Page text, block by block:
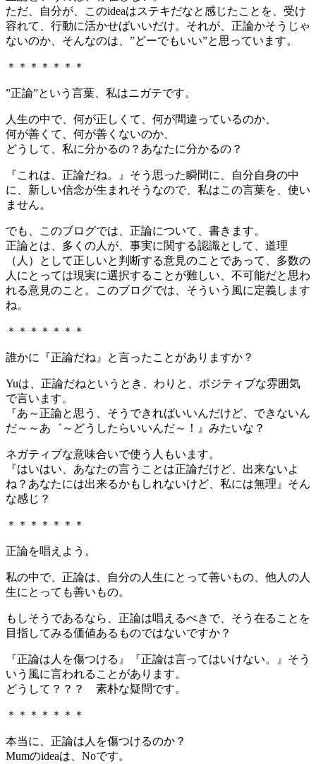
ただ、自分が、このideaはステキだなと感じたことを、受け
容れて、行動に活かせばいいだけ。それが、正論かそうじゃ
ないのか、そんなのは、”どーでもいい”と思っています。
＊＊＊＊＊＊＊
”正論”という言葉、私はニガテです。
人生の中で、何が正しくて、何が間違っているのか、
何が善くて、何が善くないのか、
どうして、私に分かるの？あなたに分かるの？
『これは、正論だね。』そう思った瞬間に、自分自身の中
に、新しい信念が生まれそうなので、私はこの言葉を、使い
ません。
でも、このブログでは、正論について、書きます。
正論とは、多くの人が、事実に関する認識として、道理
（人）として正しいと判断する意見のことであって、多数の
人にとっては現実に選択することが難しい、不可能だと思わ
れる意見のこと。このブログでは、そういう風に定義します
ね。
＊＊＊＊＊＊＊
誰かに『正論だね』と言ったことがありますか？
Yuは、正論だねというとき、わりと、ポジティブな雰囲気
で言います。
『あ～正論と思う、そうできればいいんだけど、できないん
だ～～あ゛～どうしたらいいんだ～！』みたいな？
ネガティブな意味合いで使う人もいます。
『はいはい、あなたの言うことは正論だけど、出来ないよ
ね？あなたには出来るかもしれないけど、私には無理』そん
な感じ？
＊＊＊＊＊＊＊
正論を唱えよう。
私の中で、正論は、自分の人生にとって善いもの、他人の人
生にとっても善いもの。
もしそうであるなら、正論は唱えるべきで、そう在ることを
目指してみる価値あるものではないですか？
『正論は人を傷つける』『正論は言ってはいけない。』そう
いう風に言われることがあります。
どうして？？？ 素朴な疑問です。
＊＊＊＊＊＊＊
本当に、正論は人を傷つけるのか？
Mumのideaは、Noです。